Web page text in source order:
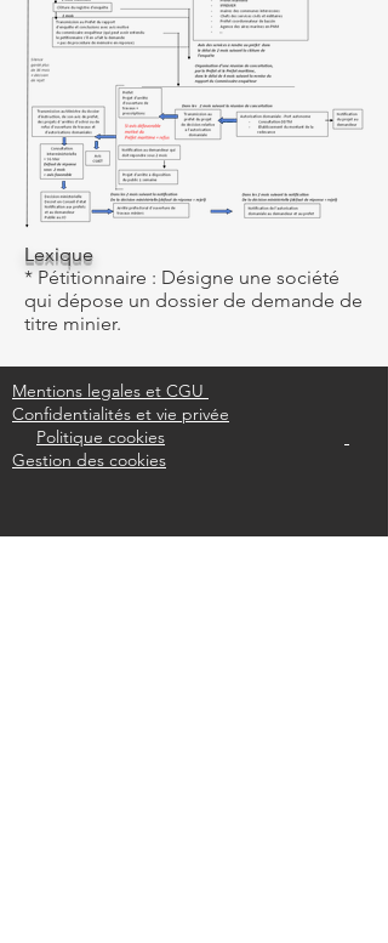
Lexique
* Pétitionnaire : Désigne une société
qui dépose un dossier de demande de
titre minier.
Mentions legales et CGU
Confidentialités et vie privée
Politique cookies
Gestion des cookies